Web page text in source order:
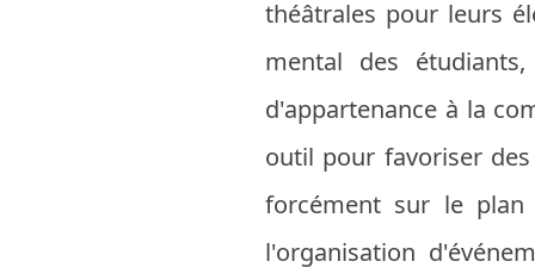
théâtrales pour leurs
mental des
d'appartenance à la
outil pour favoriser
forcément sur le
l'organisation